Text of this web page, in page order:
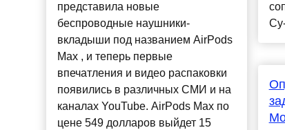
представила новые
беспроводные наушники-
вкладыши под названием AirPods
Max , и теперь первые
впечатления и видео распаковки
появились в различных СМИ и на
каналах YouTube. AirPods Max по
цене 549 долларов выйдет 15